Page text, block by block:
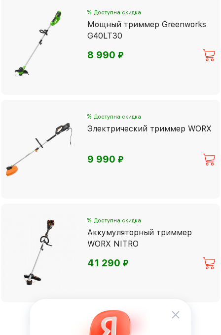
% Доступна скидка
Мощный триммер Greenworks
G40LT30
8 990⃏
% Доступна скидка
Электрический триммер WORX
9 990⃏
% Доступна скидка
Аккумуляторный триммер
WORX NITRO
41 290⃏